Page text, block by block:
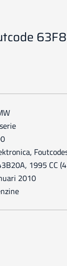
serie
1995 CC
2010